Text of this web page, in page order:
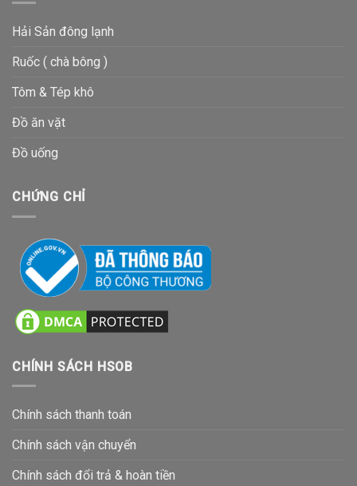
Hải Sản đông lạnh
Ruốc ( chà bông )
Tôm & Tép khô
Đồ ăn vặt
Đồ uống
CHỨNG CHỈ
CHÍNH SÁCH HSOB
Chính sách thanh toán
Chính sách vận chuyển
Chính sách đổi trả & hoàn tiền